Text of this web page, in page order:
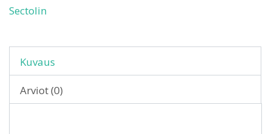
Sectolin
Kuvaus
Arviot (0)